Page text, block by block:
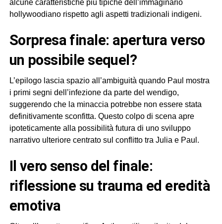
alcune caratteristiche più tipiche dell’immaginario
hollywoodiano rispetto agli aspetti tradizionali indigeni.
sorpresa finale: apertura verso
un possibile sequel?
L’epilogo lascia spazio all’ambiguità quando Paul mostra
i primi segni dell’infezione da parte del wendigo,
suggerendo che la minaccia potrebbe non essere stata
definitivamente sconfitta. Questo colpo di scena apre
ipoteticamente alla possibilità futura di uno sviluppo
narrativo ulteriore centrato sul conflitto tra Julia e Paul.
il vero senso del finale:
riflessione su trauma ed eredità
emotiva